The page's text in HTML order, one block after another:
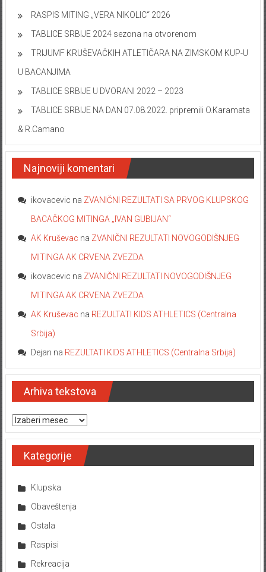
RASPIS MITING „VERA NIKOLIC“ 2026
TABLICE SRBIJE 2024 sezona na otvorenom
TRIJUMF KRUŠEVAČKIH ATLETIČARA NA ZIMSKOM KUP-U
U BACANJIMA
TABLICE SRBIJE U DVORANI 2022 – 2023
TABLICE SRBIJE NA DAN 07.08.2022. pripremili O.Karamata
& R.Camano
Najnoviji komentari
ikovacevic na ZVANIČNI REZULTATI SA PRVOG KLUPSKOG
BACAČKOG MITINGA „IVAN GUBIJAN“
AK Kruševac na ZVANIČNI REZULTATI NOVOGODIŠNJEG
MITINGA AK CRVENA ZVEZDA
ikovacevic na ZVANIČNI REZULTATI NOVOGODIŠNJEG
MITINGA AK CRVENA ZVEZDA
AK Kruševac na REZULTATI KIDS ATHLETICS (Centralna
Srbija)
Dejan na REZULTATI KIDS ATHLETICS (Centralna Srbija)
Arhiva tekstova
Arhiva tekstova
Kategorije
Klupska
Obaveštenja
Ostala
Raspisi
Rekreacija